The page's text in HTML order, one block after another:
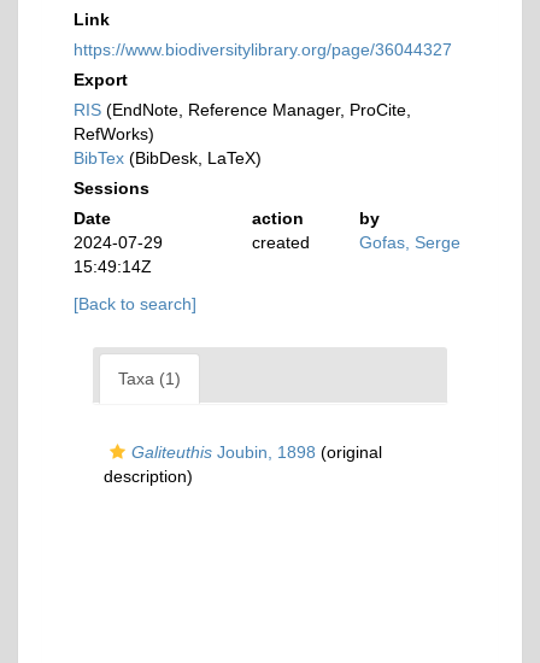
Link
https://www.biodiversitylibrary.org/page/36044327
Export
RIS (EndNote, Reference Manager, ProCite,
RefWorks)
BibTex (BibDesk, LaTeX)
Sessions
Date
action
by
2024-07-29
15:49:14Z
created Gofas, Serge
[Back to search]
Taxa (1)
Galiteuthis Joubin, 1898 (original
description)